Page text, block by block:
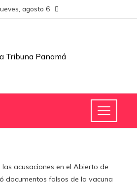
agosto 6
acusaciones en el Abierto de
documentos falsos de la vacuna